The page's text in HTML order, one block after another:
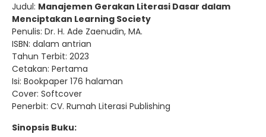
Judul: Manajemen Gerakan Literasi Dasar dalam
Menciptakan Learning Society
Penulis: Dr. H. Ade Zaenudin, MA.
ISBN: dalam antrian
Tahun Terbit: 2023
Cetakan: Pertama
Isi: Bookpaper 176 halaman
Cover: Softcover
Penerbit: CV. Rumah Literasi Publishing
Sinopsis Buku: